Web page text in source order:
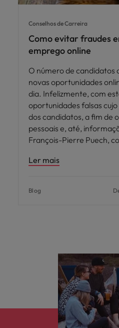
Conselhos de Carreira
Como evitar fraudes
emprego online
O número de candidatos
novas oportunidades
dia. Infelizmente, com
oportunidades falsas
dos candidatos, a fim de
pessoais e, até,
François-Pierre Puech,
Ler mais
Blog